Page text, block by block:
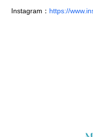
Instagram： https://